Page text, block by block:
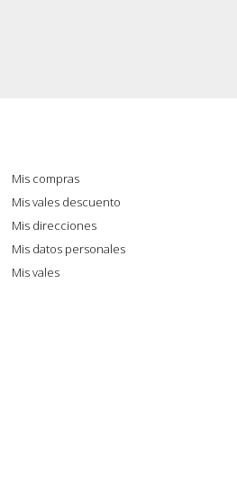
Mis compras
Mis vales descuento
Mis direcciones
Mis datos personales
Mis vales